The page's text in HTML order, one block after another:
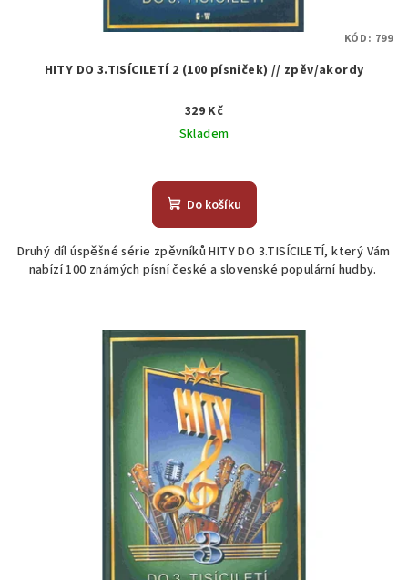
HITY DO 3.TISÍCILETÍ 2 (100 písniček) // zpěv/akordy
329 Kč
Skladem
Do košíku
Druhý díl úspěšné série zpěvníků HITY DO 3.TISÍCILETÍ, který Vám
nabízí 100 známých písní české a slovenské populární hudby.
KÓD: 799